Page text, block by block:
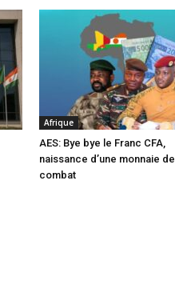
Afrique
AES: Bye bye le Franc CFA,
naissance d’une monnaie de
combat